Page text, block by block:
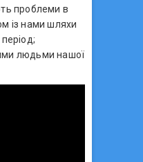
проблеми в
із нами шляхи
людьми нашої